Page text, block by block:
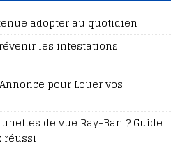
adopter au quotidien
les infestations
pour Louer vos
de vue Ray-Ban ? Guide
réussi